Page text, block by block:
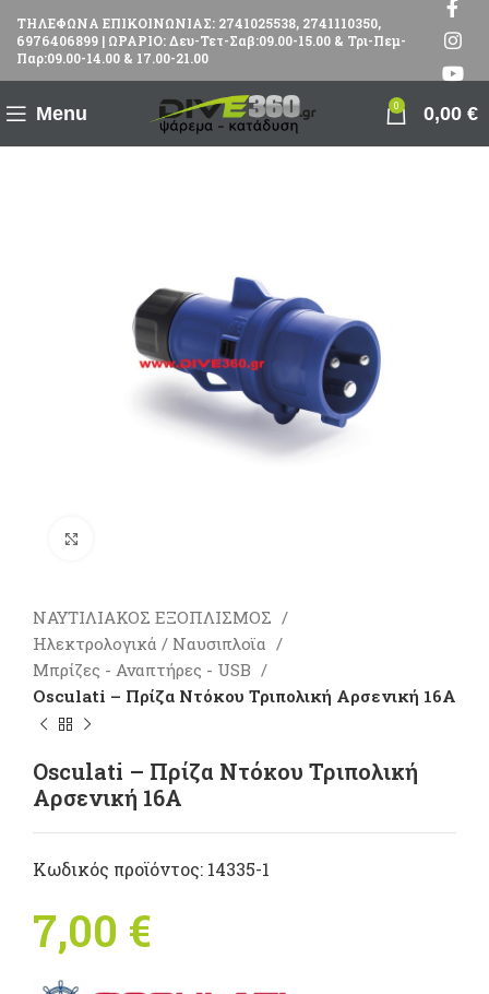
ΤΗΛΕΦΩΝΑ ΕΠΙΚΟΙΝΩΝΙΑΣ: 2741025538, 2741110350,
6976406899 | ΩΡΑΡΙΟ: Δευ-Τετ-Σαβ:09.00-15.00 & Τρι-Πεμ-
Παρ:09.00-14.00 & 17.00-21.00
Menu 0 0,00 €
ΝΑΥΤΙΛΙΑΚΟΣ ΕΞΟΠΛΙΣΜΟΣ
Ηλεκτρολογικά / Ναυσιπλοϊα
Μπρίζες - Αναπτήρες - USB
Osculati – Πρίζα Ντόκου Τριπολική Αρσενική 16Α
Osculati – Πρίζα Ντόκου Τριπολική
Αρσενική 16Α
Κωδικός προϊόντος: 14335-1
7,00 €